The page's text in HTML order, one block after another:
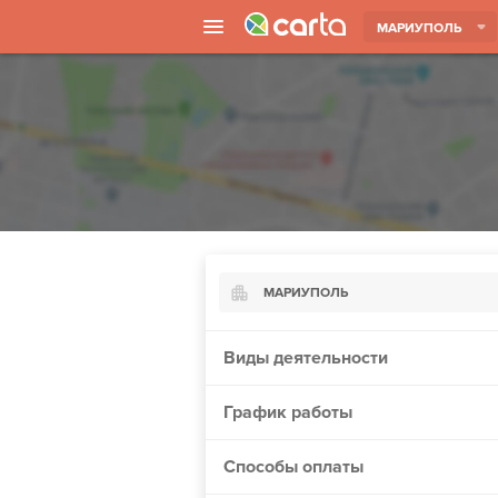
МАРИУПОЛЬ
МАРИУПОЛЬ
Борисполь
Виды деятельности
График работы
Способы оплаты